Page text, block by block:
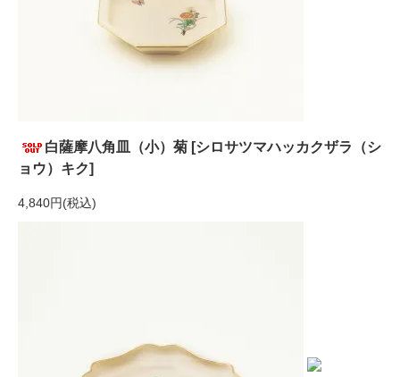
白薩摩八角皿（小）菊 [シロサツマハッカクザラ（シ
ョウ）キク]
4,840円(税込)